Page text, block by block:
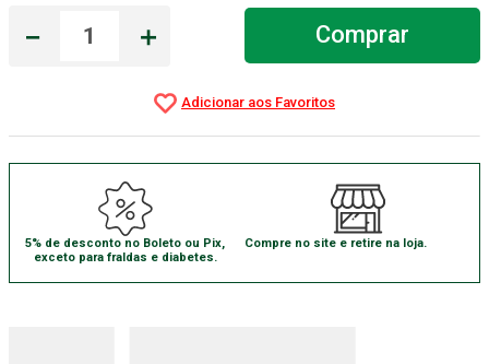
＋
－ Comprar
5% de desconto no Boleto ou Pix,
exceto para fraldas e diabetes.
Compre no site e retire na loja.
Cadeira Banho